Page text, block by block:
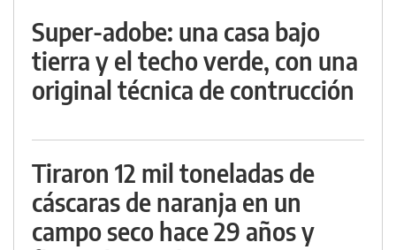
Super-adobe: una casa bajo
tierra y el techo verde, con una
original técnica de contrucción
Tiraron 12 mil toneladas de
cáscaras de naranja en un
campo seco hace 29 años y